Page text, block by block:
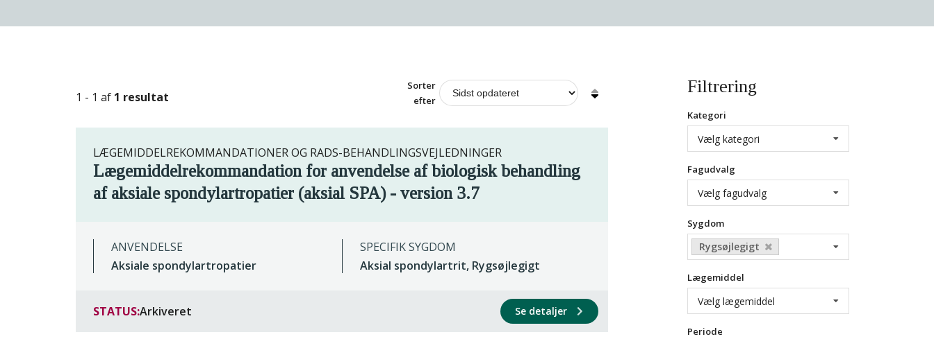
1 - 1 af 1 resultat
Sorter
efter
LÆGEMIDDELREKOMMANDATIONER OG RADS-BEHANDLINGSVEJLEDNINGER
Lægemiddelrekommandation for anvendelse af biologisk behandling
af aksiale spondylartropatier (aksial SPA) - version 3.7
ANVENDELSE
Aksiale spondylartropatier
SPECIFIK SYGDOM
Aksial spondylartrit, Rygsøjlegigt
STATUS:Arkiveret Se detaljer
Filtrering
Kategori
Vælg kategori
Fagudvalg
Vælg fagudvalg
Sygdom
Rygsøjlegigt
Lægemiddel
Vælg lægemiddel
Periode